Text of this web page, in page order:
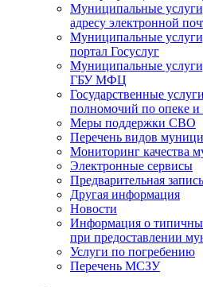
Муниципальные
адресу электронной
Муниципальные
портал Госуслуг
Муниципальные
ГБУ МФЦ
Государственные
полномочий по опеке и
Меры поддержки СВО
Перечень видов
Мониторинг качества
Электронные сервисы
Предварительная запись
Другая информация
Новости
Информация о
при предоставлении
Услуги по погребению
Перечень МСЗУ